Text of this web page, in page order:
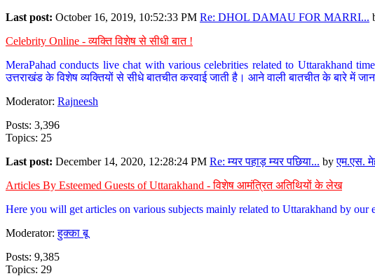
Last post: October 16, 2019, 10:52:33 PM Re: DHOL DAMAU FOR MARRI...
Celebrity Online - व्यक्ति विशेष से सीधी बात !
MeraPahad conducts live chat with various celebrities related to Uttarakhand
उत्तराखंड के विशेष व्यक्तियों से सीधे बातचीत करवाई जाती है। आने वाली बातचीत के बारे में
Moderator: Rajneesh
Posts: 3,396
Topics: 25
Last post: December 14, 2020, 12:28:24 PM Re: म्यर पहाड़ म्यर पछिया... byएम.एस.
Articles By Esteemed Guests of Uttarakhand - विशेष आमंत्रित अतिथियों के लेख
Here you will get articles on various subjects mainly related to Uttarakhand by our
Moderator:हुक्का बू
Posts: 9,385
Topics: 29